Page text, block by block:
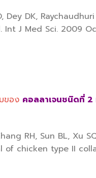
Dey DK,
J Med Sci. 2009
ของ คอลลาเจนชนิดที่ 2
RH, Sun BL, Xu
chicken type II